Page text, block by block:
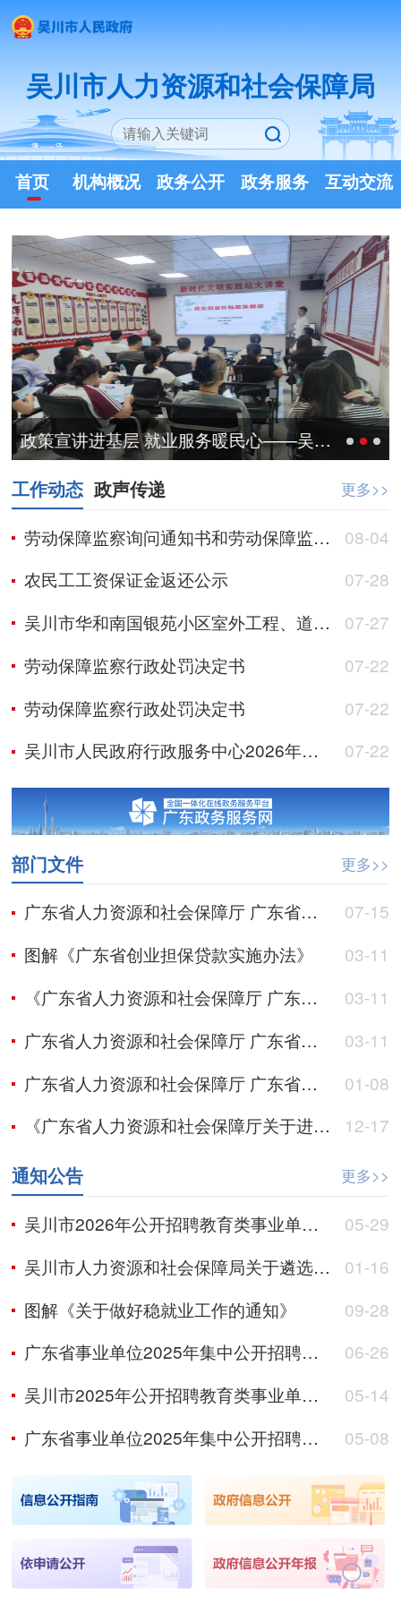
吴川市人力资源和社会保障局
首页 机构概况 政务公开 政务服务 互动交流
政策宣讲进基层 就业服务暖民心——吴川市人社局扎实开展就业惠民政策宣传活动
工作动态 政声传递 更多>>
劳动保障监察询问通知书和劳动保障监察文书送达公告
08-04
农民工工资保证金返还公示
07-28
吴川市华和南国银苑小区室外工程、道路及其配套工程、公园及其地下室、防护绿地、园林绿化等市政配套工程项目农民工工资保证金返还公示
07-27
劳动保障监察行政处罚决定书
07-22
劳动保障监察行政处罚决定书
07-22
吴川市人民政府行政服务中心2026年公开招聘编外人员面试公告
07-22
部门文件 更多>>
广东省人力资源和社会保障厅 广东省财政厅关于印发《广东省就业创业补贴补助申请办理指导清单（2026年修订版）》的通知
07-15
图解《广东省创业担保贷款实施办法》
03-11
《广东省人力资源和社会保障厅 广东省财政厅 广东省地方金融管理局 中国人民银行广东省分行关于印发〈广东省创业担保贷款实施办法〉的通知》政策解读
03-11
广东省人力资源和社会保障厅 广东省财政厅 广东省地方金融管理局 中国人民银行广东省分行关于印发《广东省创业担保贷款实施办法》的通知
03-11
广东省人力资源和社会保障厅 广东省公安厅 国家税务总局广东省税务局关于印发《广东省查处侵害社会保险基金行为办法》的通知
01-08
《广东省人力资源和社会保障厅关于进一步做好被征地农民社会保障工作完善相关政策的通知》政策解读
12-17
通知公告 更多>>
吴川市2026年公开招聘教育类事业单位工作人员笔试成绩公告
05-29
吴川市人力资源和社会保障局关于遴选2026 年 “南粤家政” 和 “农村电商”运营管理服务商结果的公示
01-16
图解《关于做好稳就业工作的通知》
09-28
广东省事业单位2025年集中公开招聘高校毕业生吴川市事业单位考试综合成绩、入围体检人员名单及体检事宜公告
06-26
吴川市2025年公开招聘教育类事业单位工作人员公告
05-14
广东省事业单位2025年集中公开招聘高校毕业生吴川市事业单位资格审核公告
05-08